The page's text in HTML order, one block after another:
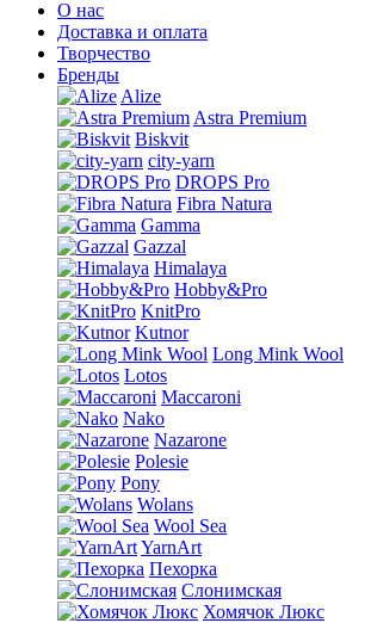
О нас
Доставка и оплата
Творчество
Бренды
Alize
Astra Premium
Biskvit
city-yarn
DROPS Pro
Fibra Natura
Gamma
Gazzal
Himalaya
Hobby&Pro
KnitPro
Kutnor
Long Mink Wool
Lotos
Maccaroni
Nako
Nazarone
Polesie
Pony
Wolans
Wool Sea
YarnArt
Пехорка
Слонимская
Хомячок Люкс